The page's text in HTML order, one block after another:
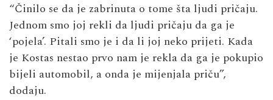
“Činilo se da je zabrinuta o tome šta ljudi pričaju.
Jednom smo joj rekli da ljudi pričaju da ga je
‘pojela’. Pitali smo je i da li joj neko prijeti. Kada
je Kostas nestao prvo nam je rekla da ga je pokupio
bijeli automobil, a onda je mijenjala priču”,
dodaju.